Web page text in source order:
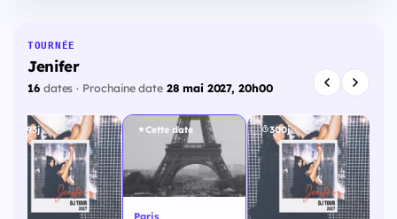
TOURNÉE
Jenifer
16dates · Prochaine date28 mai 2027, 20h00
293j Cette date
Paris
300j